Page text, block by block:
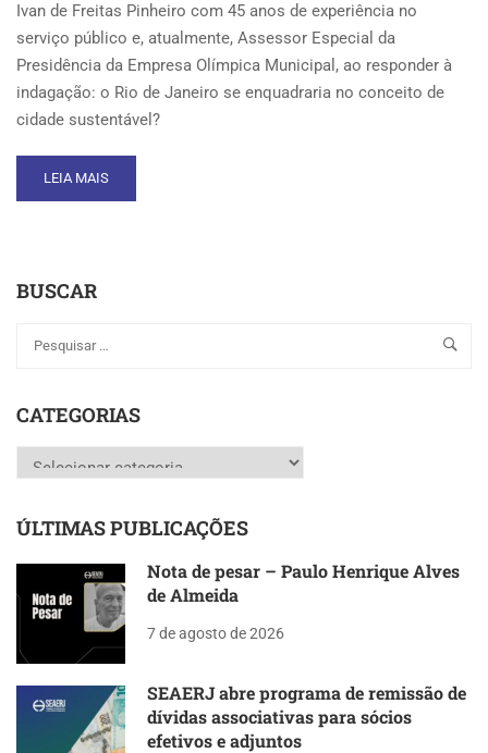
Ivan de Freitas Pinheiro com 45 anos de experiência no
serviço público e, atualmente, Assessor Especial da
Presidência da Empresa Olímpica Municipal, ao responder à
indagação: o Rio de Janeiro se enquadraria no conceito de
cidade sustentável?
READ
MORE
JANEIRO:
AS
SER
SUSTENTÁVEL
LEIA MAIS
BUSCAR
CATEGORIAS
Categorias
ÚLTIMAS PUBLICAÇÕES
Nota de pesar – Paulo Henrique Alves
de Almeida
7 de agosto de 2026
SEAERJ abre programa de remissão de
dívidas associativas para sócios
efetivos e adjuntos